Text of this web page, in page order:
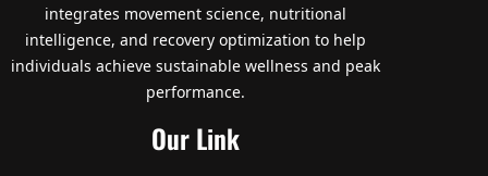
integrates movement science, nutritional
intelligence, and recovery optimization to help
individuals achieve sustainable wellness and peak
performance.
Our Link